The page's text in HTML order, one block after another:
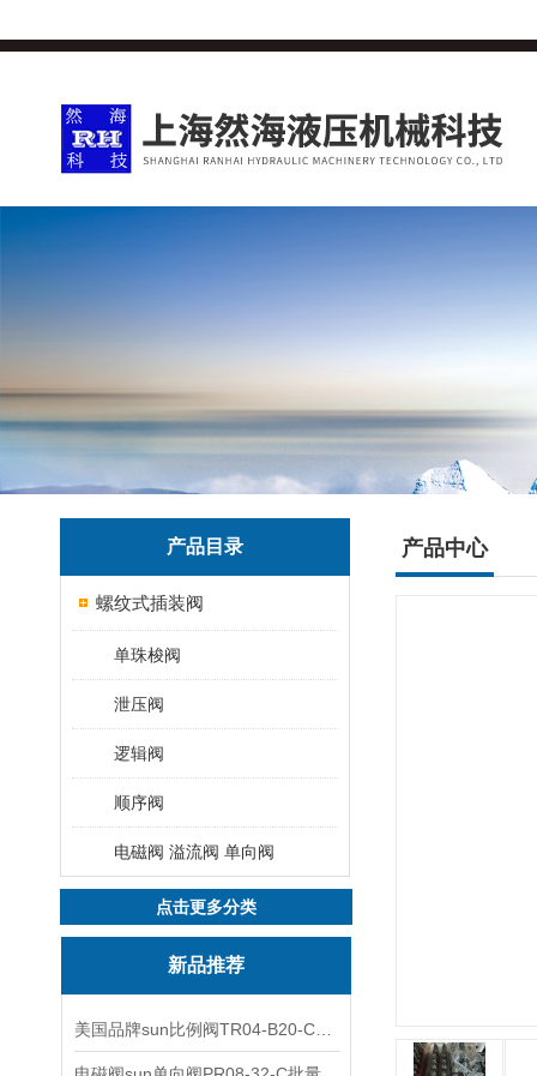
产品目录
螺纹式插装阀
单珠梭阀
泄压阀
逻辑阀
顺序阀
电磁阀 溢流阀 单向阀
点击更多分类
新品推荐
产品中心